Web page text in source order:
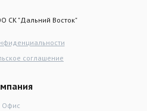
СК "Дальний Восток"
соглашение
Офис